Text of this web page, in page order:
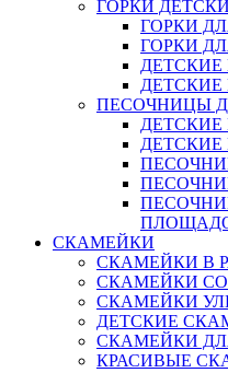
ГОРКИ
ГОРКИ
ГОРКИ
ДЕТСКИЕ
ПЕСОЧНИЦЫ
СКАМЕЙКИ
СКАМЕЙКИ В
СКАМЕЙКИ
СКАМЕЙКИ
ДЕТСКИЕ
СКАМЕЙКИ
КРАСИВЫЕ